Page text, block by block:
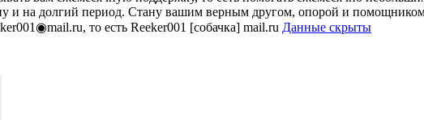
и на долгий период. Стану вашим верным другом, опорой и
то есть Reeker001 [собачка] mail.ru Данные скрыты